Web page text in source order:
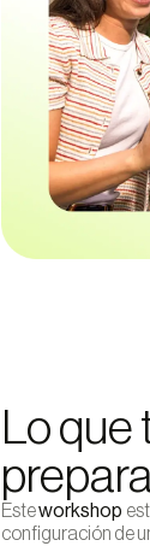
Lo que
Esteworkshop
configuración de